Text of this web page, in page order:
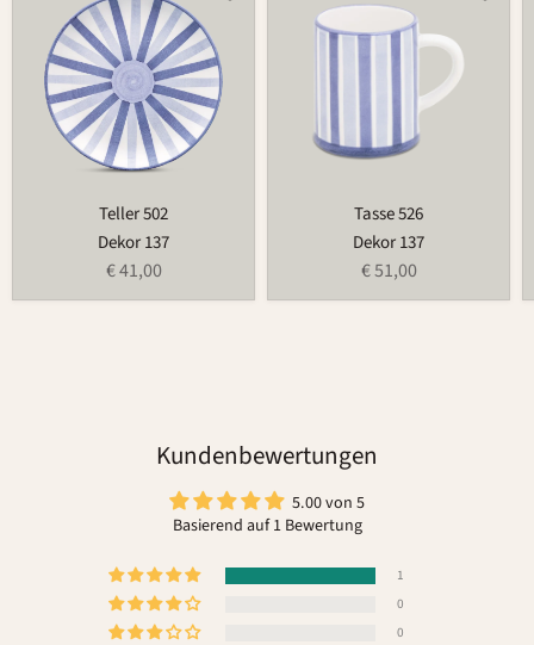
Teller 502
Dekor 137
€ 41,00
Tasse 526
Dekor 137
€ 51,00
Kundenbewertungen
5.00 von 5
Basierend auf 1 Bewertung
1
0
0